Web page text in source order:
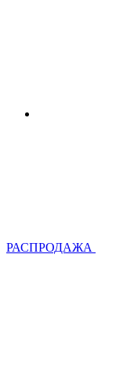
РАСПРОДАЖА